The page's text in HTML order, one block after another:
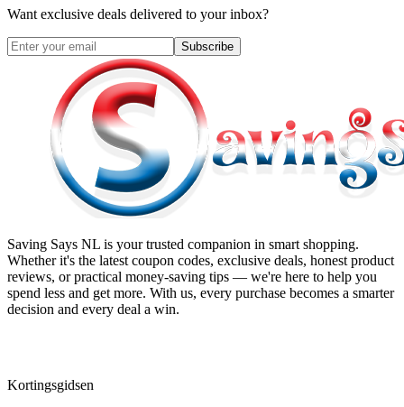
Want exclusive deals delivered to your inbox?
Subscribe
Saving Says NL is your trusted companion in smart shopping.
Whether it's the latest coupon codes, exclusive deals, honest product
reviews, or practical money-saving tips — we're here to help you
spend less and get more. With us, every purchase becomes a smarter
decision and every deal a win.
Kortingsgidsen